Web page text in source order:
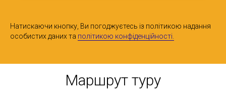
Натискаючи кнопку, Ви погоджуєтесь із політикою надання
особистих даних та політикою конфіденційності.
Маршрут туру